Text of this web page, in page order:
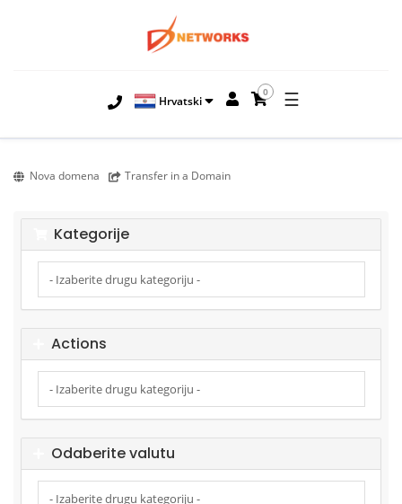
Hrvatski
0 ☰
Nova domena Transfer in a Domain
Kategorije
Actions
Odaberite valutu